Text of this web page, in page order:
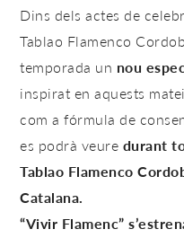
Dins dels actes de
Tablao Flamenco
temporada un nou
inspirat en aquests
com a fórmula de
es podrà veure durant
Tablao Flamenco
Catalana.
“Vivir Flamenc”